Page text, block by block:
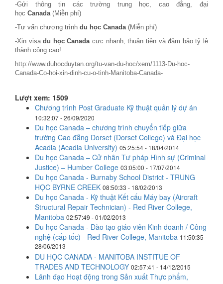
-Gửi thông tin các trường trung học, cao đẳng, đại
học Canada(Miễn phí)
-Tư vấn chương trình du học Canada(Miễn phí)
-Xin visadu học Canadacực nhanh, thuận tiện và đảm bảo tỷ lệ
thành công cao!
http://www.duhocduytan.org/tu-van-du-hoc/xem/1113-Du-hoc-
Canada-Co-hoi-xin-dinh-cu-o-tinh-Manitoba-Canada-
Lượt xem: 1509
Chương trình Post Graduate Kỹ thuật quản lý dự án
10:32:07 - 26/09/2020
Du học Canada – chương trình chuyển tiếp giữa
trường Cao đẳng Dorset (Dorset College) và Đại học
Acadia (Acadia University) 05:25:54 - 18/04/2014
Du học Canada – Cử nhân Tư pháp Hình sự (Criminal
Justice) – Humber College 03:05:00 - 17/07/2014
Du học Canada - Burnaby School District - TRUNG
HỌC BYRNE CREEK 08:50:33 - 18/02/2013
Du học Canada - Kỹ thuật Kết cấu Máy bay (Aircraft
Structural Repair Technician) - Red River College,
Manitoba 02:57:49 - 01/02/2013
Du học Canada - Đào tạo giáo viên Kinh doanh / Công
nghệ (cấp tốc) - Red River College, Manitoba 11:50:35 -
28/06/2013
DU HỌC CANADA - MANITOBA INSTITUE OF
TRADES AND TECHNOLOGY 02:57:41 - 14/12/2015
Lãnh đạo Hoạt động trong Sản xuất Thực phẩm,